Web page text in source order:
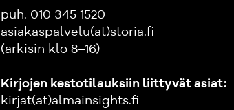
puh. 010 345 1520
asiakaspalvelu(at)storia.fi
(arkisin klo 8–16)
Kirjojen kestotilauksiin liittyvät asiat:
kirjat(at)almainsights.fi